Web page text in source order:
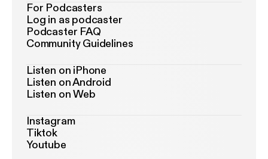
For Podcasters
Log in as podcaster
Podcaster FAQ
Community Guidelines
Listen on iPhone
Listen on Android
Listen on Web
Instagram
Tiktok
Youtube